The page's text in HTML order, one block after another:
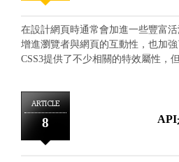
交，Graph API 將會產出相關對應
代碼"，來轉換打包將要對應的程式
與對應打包語法就能加以延伸應用
在設計網頁時通常會加進一些豐富
增進瀏覽者與網頁的互動性，也加
CSS3提供了不少相關的特效屬性，
有許多簡單特效 還有icon的特效
解壓縮檔案，點進CSS的資料夾 找到
那麼重點來了，該如何套用這支css
ARTICLE
8 API